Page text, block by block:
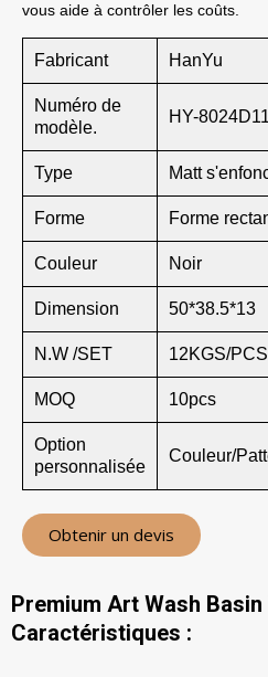
vous aide à contrôler les coûts.
Fabricant HanYu
Numéro de
modèle.
HY-
Type Matt
Forme Forme
Couleur Noir
Dimension 50*38.5*13
N.W /SET 12KGS/PCS
MOQ 10pcs
Option
personnalisée
Couleur/
Obtenir un devis
Premium Art Wash
Caractéristiques :